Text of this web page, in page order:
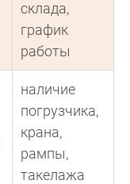
склада,
график
работы
наличие
погрузчика,
крана,
рампы,
такелажа